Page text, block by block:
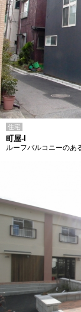
住宅
町屋-I
ルーフバルコニーのあ